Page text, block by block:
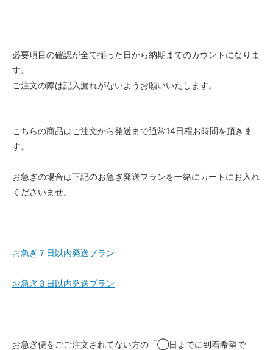
必要項目の確認が全て揃った日から納期まてのカウントになりま
す。
ご注文の際は記入漏れがないようお願いいたします。
こちらの商品はご注文から発送まで通常14日程お時間を頂きま
す。
お急ぎの場合は下記のお急ぎ発送プランを一緒にカートにお入れ
くださいませ。
お急ぎ７日以内発送プラン
お急ぎ３日以内発送プラン
お急ぎ便をごご注文されてない方の「◯日までに到着希望で